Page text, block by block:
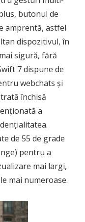
butonul de
amprentă, astfel
dispozitivul, în
sigură, fără
7 dispune de
webchats și
închisă
a
de 55 de grade
pentru a
mai largi,
mai numeroase.